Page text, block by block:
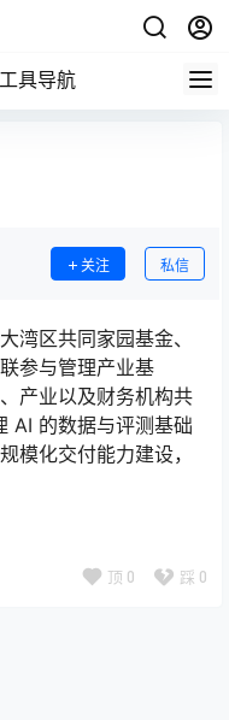
具导航
关注 私信
湾区共同家园基金、
参与管理产业基
产业以及财务机构共
AI 的数据与评测基础
模化交付能力建设，
顶 0 踩 0